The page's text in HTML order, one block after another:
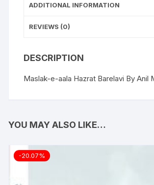
ADDITIONAL INFORMATION
REVIEWS (0)
DESCRIPTION
Maslak-e-aala Hazrat Barelavi By Anil
YOU MAY ALSO LIKE…
-20.07%